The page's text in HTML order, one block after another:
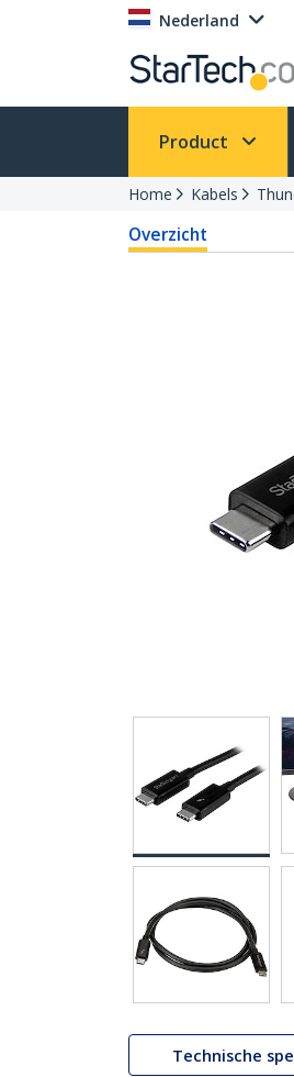
Nederland
Product
Home Kabels
Overzicht
Technische